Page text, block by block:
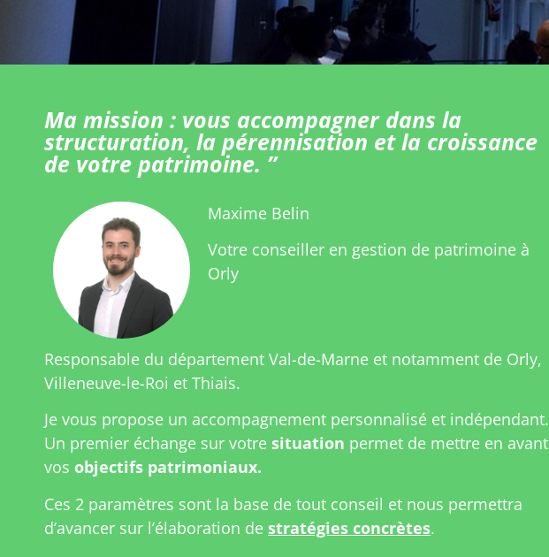
Ma mission : vous accompagner dans la
structuration, la pérennisation et la croissance
de votre patrimoine. ”
Maxime Belin
Votre conseiller en gestion de patrimoine à
Orly
Responsable du département Val-de-Marne et notamment de Orly,
Villeneuve-le-Roi et Thiais.
Je vous propose un accompagnement personnalisé et indépendant.
Un premier échange sur votre situation permet de mettre en avant
vos objectifs patrimoniaux.
Ces 2 paramètres sont la base de tout conseil et nous permettra
d’avancer sur l’élaboration de stratégies concrètes.